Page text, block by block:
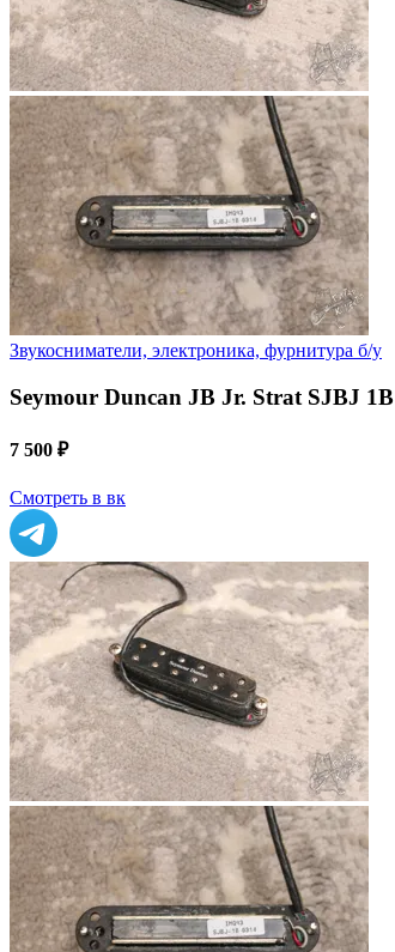
Звукосниматели, электроника, фурнитура б/у
Seymour Duncan JB Jr. Strat SJBJ 1B
7 500 ₽
Смотреть в вк